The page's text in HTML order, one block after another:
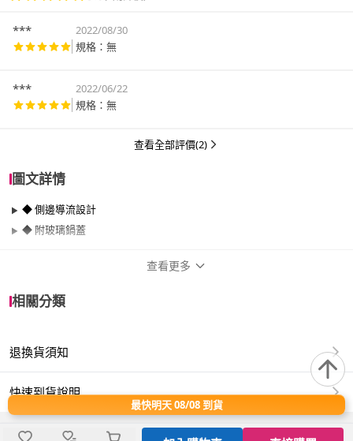
***
2022/08/30
規格：無
***
2022/06/22
規格：無
查看全部評價(2)
圖文詳情
◆ 側邊導流設計
◆ 附玻璃鍋蓋
尺寸
材質 316不鏽鋼
適用於 瓦斯爐
查看更多
相關分類
退換貨須知
快速到貨說明
最快明天 08/08 到貨